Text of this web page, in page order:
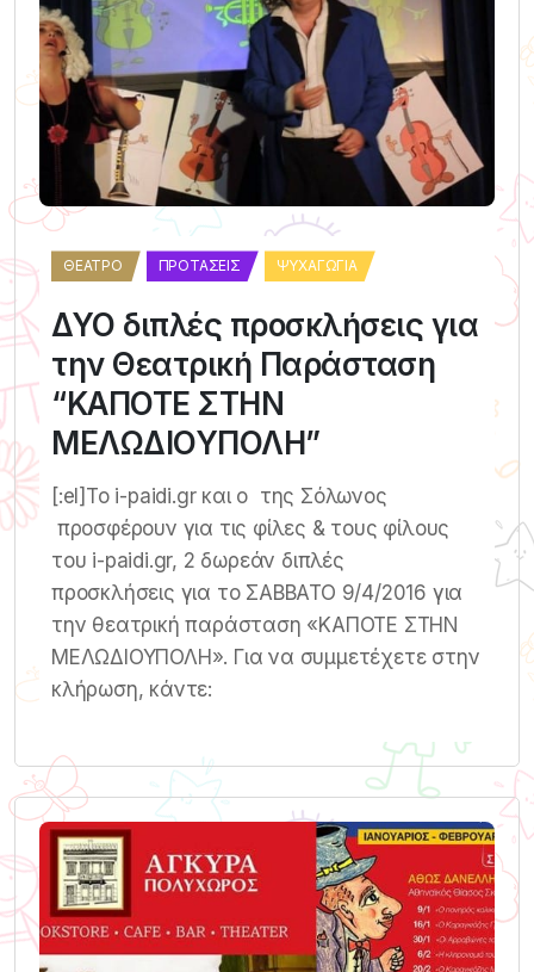
ΘΈΑΤΡΟ ΠΡΟΤΆΣΕΙΣ ΨΥΧΑΓΩΓΊΑ
ΔΥΟ διπλές προσκλήσεις για
την Θεατρική Παράσταση
“ΚΑΠΟΤΕ ΣΤΗΝ
ΜΕΛΩΔΙΟΥΠΟΛΗ”
[:el]Το i-paidi.gr και ο της Σόλωνος
προσφέρουν για τις φίλες & τους φίλους
του i-paidi.gr, 2 δωρεάν διπλές
προσκλήσεις για το ΣΑΒΒΑΤΟ 9/4/2016 για
την θεατρική παράσταση «ΚΑΠΟΤΕ ΣΤΗΝ
ΜΕΛΩΔΙΟΥΠΟΛΗ». Για να συμμετέχετε στην
κλήρωση, κάντε: